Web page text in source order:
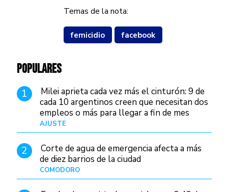
Temas de la nota:
femicidio facebook
POPULARES
1
Milei aprieta cada vez más el cinturón: 9 de
cada 10 argentinos creen que necesitan dos
empleos o más para llegar a fin de mes
AJUSTE
2
Corte de agua de emergencia afecta a más
de diez barrios de la ciudad
COMODORO